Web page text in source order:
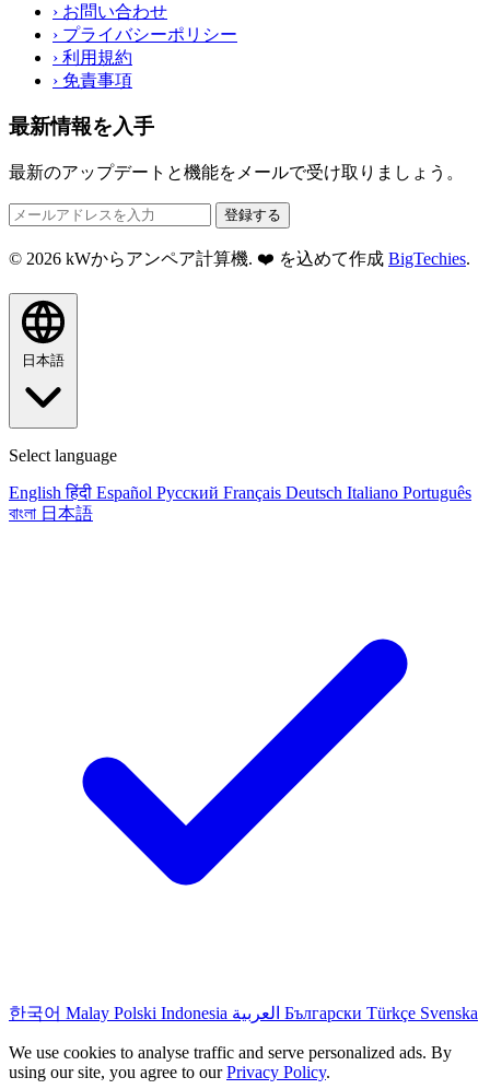
› お問い合わせ
› プライバシーポリシー
› 利用規約
› 免責事項
最新情報を入手
最新のアップデートと機能をメールで受け取りましょう。
登録する
© 2026 kWからアンペア計算機. ❤️ を込めて作成 BigTechies.
日本語
Select language
English हिंदी Español Русский Français Deutsch Italiano Português
বাংলা 日本語
한국어 Malay Polski Indonesia العربية Български Türkçe Svenska
We use cookies to analyse traffic and serve personalized ads. By
using our site, you agree to ourPrivacy Policy.